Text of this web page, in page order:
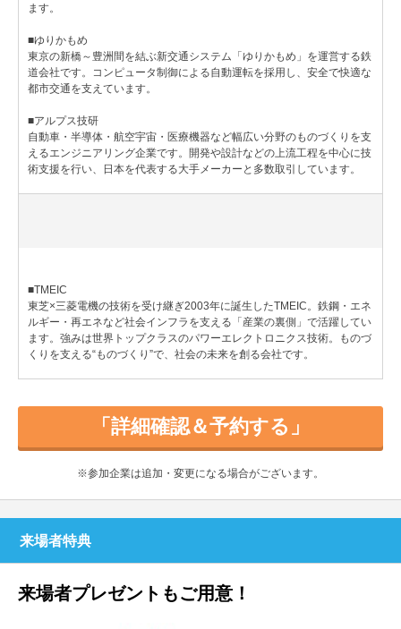
ます。
■ゆりかもめ
東京の新橋～豊洲間を結ぶ新交通システム「ゆりかもめ」を運営する鉄
道会社です。コンピュータ制御による自動運転を採用し、安全で快適な
都市交通を支えています。
■アルプス技研
自動車・半導体・航空宇宙・医療機器など幅広い分野のものづくりを支
えるエンジニアリング企業です。開発や設計などの上流工程を中心に技
術支援を行い、日本を代表する大手メーカーと多数取引しています。
■TMEIC
東芝×三菱電機の技術を受け継ぎ2003年に誕生したTMEIC。鉄鋼・エネ
ルギー・再エネなど社会インフラを支える「産業の裏側」で活躍してい
ます。強みは世界トップクラスのパワーエレクトロニクス技術。ものづ
くりを支える“ものづくり”で、社会の未来を創る会社です。
「詳細確認＆予約する」
※参加企業は追加・変更になる場合がございます。
来場者特典
来場者プレゼントもご用意！